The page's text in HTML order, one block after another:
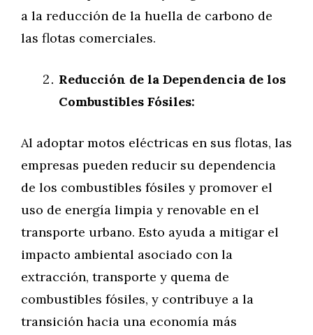
a la reducción de la huella de carbono de
las flotas comerciales.
Reducción de la Dependencia de los
Combustibles Fósiles:
Al adoptar motos eléctricas en sus flotas, las
empresas pueden reducir su dependencia
de los combustibles fósiles y promover el
uso de energía limpia y renovable en el
transporte urbano. Esto ayuda a mitigar el
impacto ambiental asociado con la
extracción, transporte y quema de
combustibles fósiles, y contribuye a la
transición hacia una economía más